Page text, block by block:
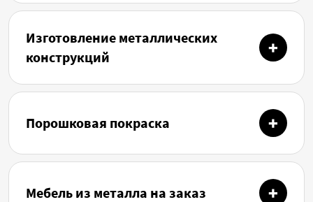
Изготовление металлических
конструкций
Порошковая покраска
Мебель из металла на заказ